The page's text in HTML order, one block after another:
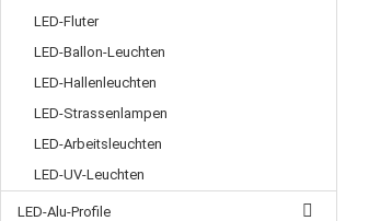
LED-Fluter
LED-Ballon-Leuchten
LED-Hallenleuchten
LED-Strassenlampen
LED-Arbeitsleuchten
LED-UV-Leuchten
LED-Alu-Profile